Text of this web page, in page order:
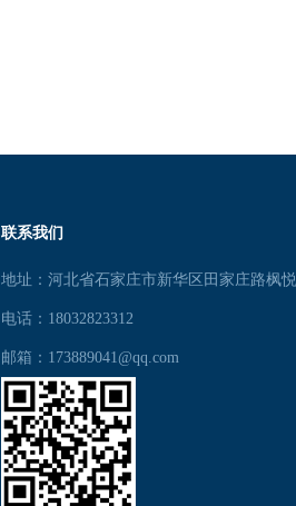
联系我们
地址：河北省石家庄市新华区田家庄路枫
电话：18032823312
邮箱：173889041@qq.com